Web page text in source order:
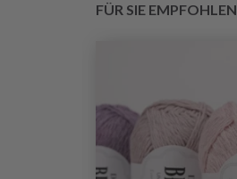
FÜR SIE EMPFOHLEN